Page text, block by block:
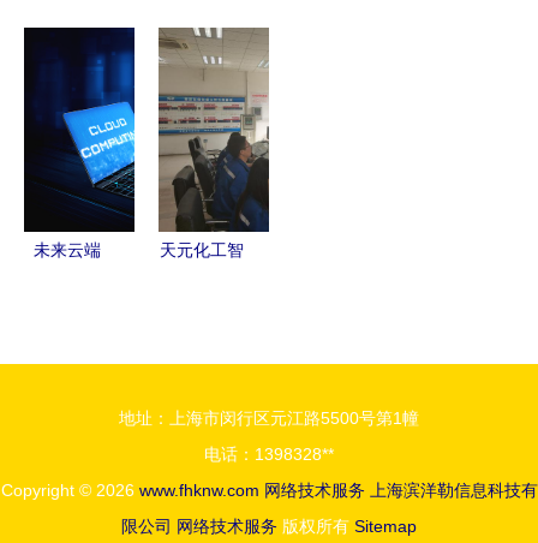
DDoS的攻
捷的网络服
务解决方案
未来云端
天元化工智
领转型新范
地址：上海市闵行区元江路5500号第1幢
电话：1398328**
Copyright © 2026 www.fhknw.com 网络技术服务
上海滨洋勒信息科技有
限公司 网络技术服务 版权所有 Sitemap